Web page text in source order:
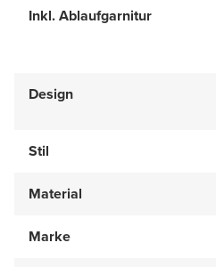
Inkl. Ablaufgarnitur
Design
Stil
Material
Marke